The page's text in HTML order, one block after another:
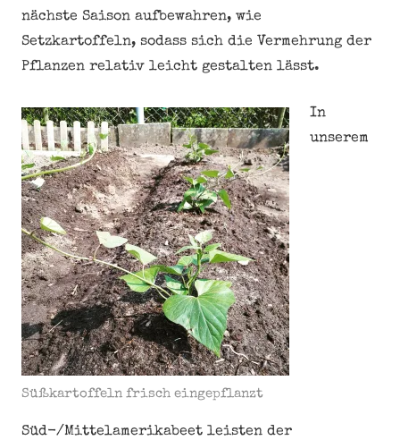
nächste Saison aufbewahren, wie
Setzkartoffeln, sodass sich die Vermehrung der
Pflanzen relativ leicht gestalten lässt.
Süßkartoffeln frisch eingepflanzt
In
unserem
Süd-/Mittelamerikabeet leisten der